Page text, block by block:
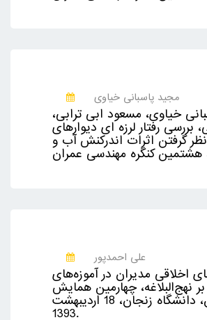
مجید پاسبانی خیاوی
خیاوی، مسعود ابی ترابی،
رفتار لرزه ای دیوارهای
گرفتن اثرات اندرکنش آب و
هشتمين کنگره مهندسی عمران
علی احمدپور
اخلاقی مدیران در آموزه‌های
نهج‌البلاغه، چهارمین همایش
ملی اخلاق، دانشگاه زنجان، 18 اردیبهشت
1393.